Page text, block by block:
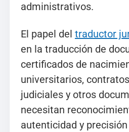
administrativos.
El papel del traductor
en la traducción de
certificados de
universitarios,
judiciales y otros
necesitan
autenticidad y